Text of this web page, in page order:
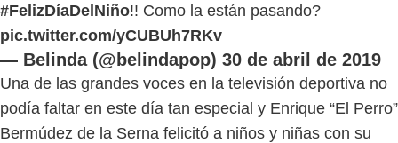
#FelizDíaDelNiño!! Como la están pasando?
pic.twitter.com/yCUBUh7RKv
— Belinda (@belindapop) 30 de abril de 2019
Una de las grandes voces en la televisión deportiva no
podía faltar en este día tan especial y Enrique “El Perro”
Bermúdez de la Serna felicitó a niños y niñas con su